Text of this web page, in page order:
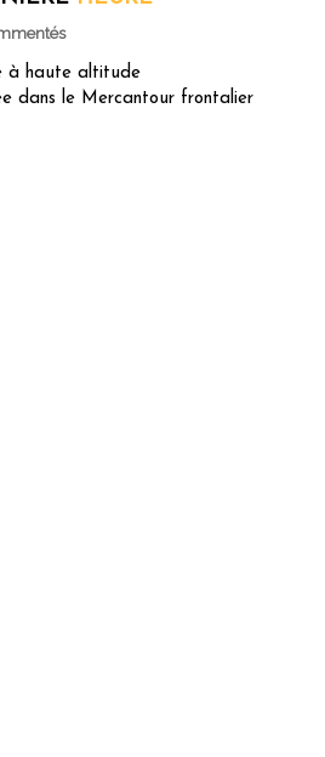
à haute altitude
dans le Mercantour frontalier